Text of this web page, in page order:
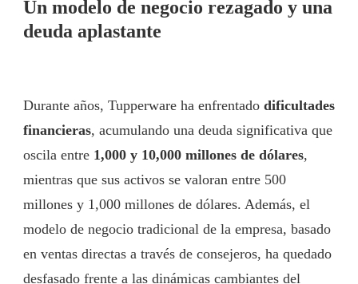
Un modelo de negocio rezagado y una
deuda aplastante
Durante años, Tupperware ha enfrentado dificultades
financieras, acumulando una deuda significativa que
oscila entre 1,000 y 10,000 millones de dólares,
mientras que sus activos se valoran entre 500
millones y 1,000 millones de dólares. Además, el
modelo de negocio tradicional de la empresa, basado
en ventas directas a través de consejeros, ha quedado
desfasado frente a las dinámicas cambiantes del